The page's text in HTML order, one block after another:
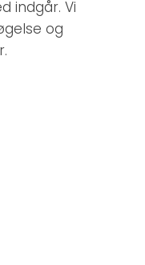
indgår. Vi
og